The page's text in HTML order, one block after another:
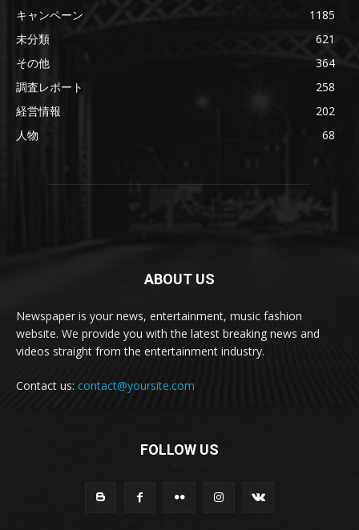
キャンペーン
1185
未分類
621
その他
364
調査レポート
258
経営情報
202
人物
68
ABOUT US
Newspaper is your news, entertainment, music fashion
website. We provide you with the latest breaking news and
videos straight from the entertainment industry.
Contact us: contact@yoursite.com
FOLLOW US